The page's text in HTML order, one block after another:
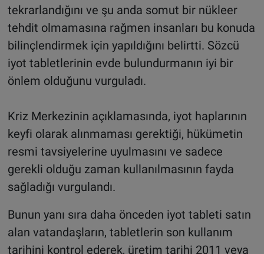
tekrarlandığını ve şu anda somut bir nükleer
tehdit olmamasına rağmen insanları bu konuda
bilinçlendirmek için yapıldığını belirtti. Sözcü
iyot tabletlerinin evde bulundurmanın iyi bir
önlem olduğunu vurguladı.
Kriz Merkezinin açıklamasında, iyot haplarının
keyfi olarak alınmaması gerektiği, hükümetin
resmi tavsiyelerine uyulmasını ve sadece
gerekli olduğu zaman kullanılmasının fayda
sağladığı vurgulandı.
Bunun yanı sıra daha önceden iyot tableti satın
alan vatandaşların, tabletlerin son kullanım
tarihini kontrol ederek, üretim tarihi 2011 veya